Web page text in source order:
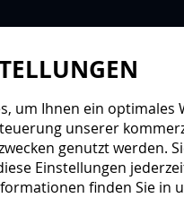
NACHWUCHS
um Ihnen ein optimales
unserer
genutzt werden.
Einstellungen
finden Sie in